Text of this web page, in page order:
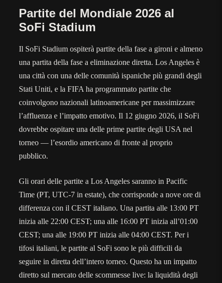
Partite del Mondiale 2026 al
SoFi Stadium
Il SoFi Stadium ospiterà partite della fase a gironi e almeno
una partita della fase a eliminazione diretta. Los Angeles è
una città con una delle comunità ispaniche più grandi degli
Stati Uniti, e la FIFA ha programmato partite che
coinvolgono nazionali latinoamericane per massimizzare
l’affluenza e l’impatto emotivo. Il 12 giugno 2026, il SoFi
dovrebbe ospitare una delle prime partite degli USA nel
torneo — l’esordio americano di fronte al proprio
pubblico.
Gli orari delle partite a Los Angeles saranno in Pacific
Time (PT, UTC-7 in estate), che corrisponde a nove ore di
differenza con il CEST italiano. Una partita alle 13:00 PT
inizia alle 22:00 CEST; una alle 16:00 PT inizia all’01:00
CEST; una alle 19:00 PT inizia alle 04:00 CEST. Per i
tifosi italiani, le partite al SoFi sono le più difficili da
seguire in diretta dell’intero torneo. Questo ha un impatto
diretto sul mercato delle scommesse live: la liquidità degli